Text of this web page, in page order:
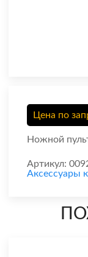
Цена по
Ножной
Артикул:
Аксессуары